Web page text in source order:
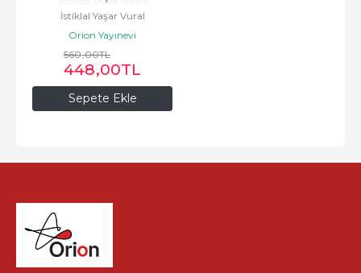
Sepete Ekle
İstiklal Yaşar Vural
Orion Yayınevi
560,00TL
448,00TL